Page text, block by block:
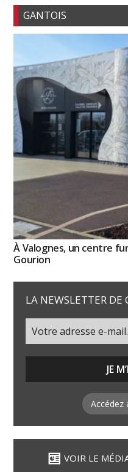
GANTOIS
À Valognes, un centre
Gourion
LA NEWSLETTER DE
Accédez
VOIR LE